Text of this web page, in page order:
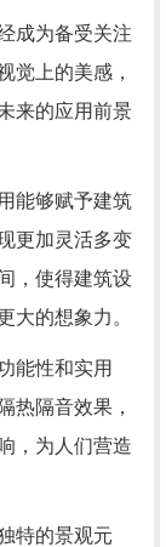
成为备受关注
觉上的美感，
来的应用前景
能够赋予建筑
更加灵活多变
，使得建筑设
大的想象力。
能性和实用
热隔音效果，
，为人们营造
特的景观元